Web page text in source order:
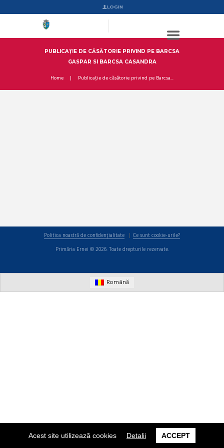
Acest site utilizează cookies Detalii ACCEPT
LOGIN
PUBLICAȚIE DE CĂSĂTORIE PRIVIND PE BARCSA
GASPAR SI BARCSA CASANDRA
Home Publicație de căsătorie privind pe Barcsa...
Politica noastră de confidențialitate
Ce sunt cookie-urile?
Primăria Ernei © 2026. Toate drepturile rezervate.
Română